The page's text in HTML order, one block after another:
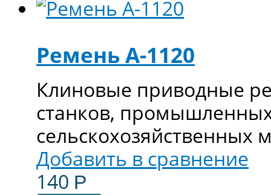
Ремень А-1120
Клиновые приводные
станков,
Добавить в сравнение
140 Р